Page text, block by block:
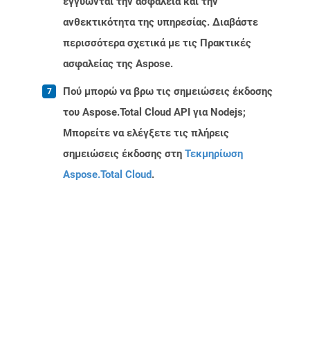
ανθεκτικότητα της υπηρεσίας. Διαβάστε
περισσότερα σχετικά με τις Πρακτικές
ασφαλείας της Aspose.
Πού μπορώ να βρω τις σημειώσεις έκδοσης
του Aspose.Total Cloud API για Nodejs;
Μπορείτε να ελέγξετε τις πλήρεις
σημειώσεις έκδοσης στη Τεκμηρίωση
Aspose.Total Cloud.